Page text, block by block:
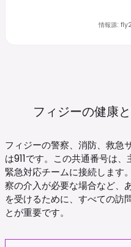
情報源:
フィジーの健康
フィジーの警察、消防、救急
は911です。この共通番号は
緊急対応チームに接続します
察の介入が必要な場合など、
を受けるために、すべての訪
とが重要です。